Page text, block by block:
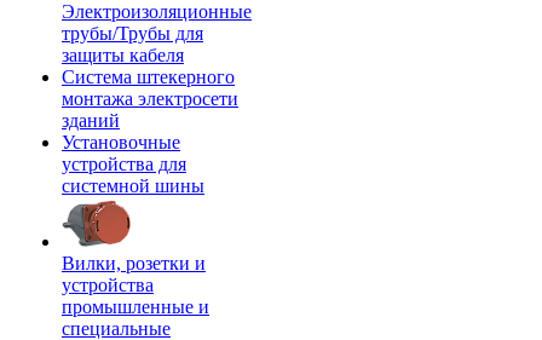
Электроизоляционные
трубы/Трубы для
защиты кабеля
Система штекерного
монтажа электросети
зданий
Установочные
устройства для
системной шины
Вилки, розетки и
устройства
промышленные и
специальные